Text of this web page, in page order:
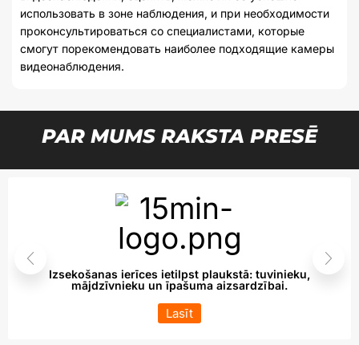
использовать в зоне наблюдения, и при необходимости
проконсультироваться со специалистами, которые
смогут порекомендовать наиболее подходящие камеры
видеонаблюдения.
PAR MUMS RAKSTA PRESĒ
Izsekošanas ierīces ietilpst plaukstā: tuvinieku,
mājdzīvnieku un īpašuma aizsardzībai.
Lasīt